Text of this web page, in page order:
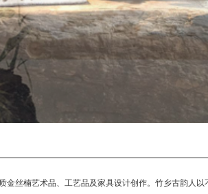
金丝楠艺术品、工艺品及家具设计创作。竹乡古韵人